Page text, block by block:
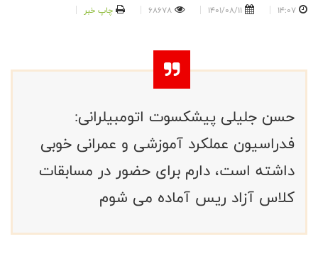
14:07
1401/08/11
68678 چاپ خبر
حسن جلیلی پیشکسوت اتومبیلرانی:
فدراسیون عملکرد آموزشی و عمرانی خوبی
داشته است، دارم برای حضور در مسابقات
کلاس آزاد ریس آماده می شوم